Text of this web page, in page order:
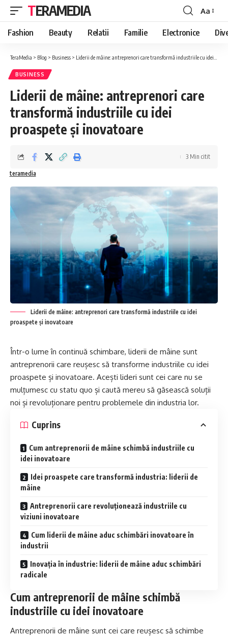
TERAMEDIA
Font
Resizer
Aa
Fashion Beauty Relatii Familie Electronice
TeraMedia > Blog > Business > Liderii de mâine: antreprenori care transformă industriile cu idei proaspete și inovatoare
BUSINESS
Liderii de mâine: antreprenori care
transformă industriile cu idei
proaspete și inovatoare
teramedia
3 Min citit
Liderii de mâine: antreprenori care transformă industriile cu idei
proaspete și inovatoare
Într-o lume în continuă schimbare, liderii de mâine sunt
antreprenorii care reușesc să transforme industriile cu idei
proaspete și inovatoare. Acești lideri sunt cei care nu se
mulțumesc cu statu quo și caută mereu să găsească soluții
noi și revoluționare pentru problemele din industria lor.
Cuprins
Cum antreprenorii de mâine schimbă industriile cu
idei inovatoare
Idei proaspete care transformă industria: liderii de
mâine
Antreprenorii care revoluționează industriile cu
viziuni inovatoare
Cum liderii de mâine aduc schimbări inovatoare în
industrii
Inovația în industrie: liderii de mâine aduc schimbări
radicale
Cum antreprenorii de mâine schimbă
industriile cu idei inovatoare
Antreprenorii de mâine sunt cei care reușesc să schimbe